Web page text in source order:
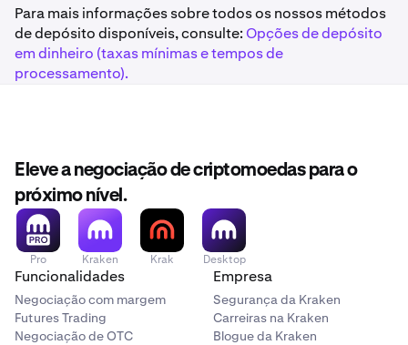
€100.000,00 por transação. Este é um limite definido
pela rede SCT Instant e está fora do controlo da Kraken.
Para mais informações sobre todos os nossos métodos
de depósito disponíveis, consulte: Opções de depósito
em dinheiro (taxas mínimas e tempos de
processamento).
Eleve a negociação de criptomoedas para o
próximo nível.
Pro Kraken Krak Desktop
Funcionalidades
Negociação com margem
Futures Trading
Negociação de OTC
Empresa
Segurança da Kraken
Carreiras na Kraken
Blogue da Kraken